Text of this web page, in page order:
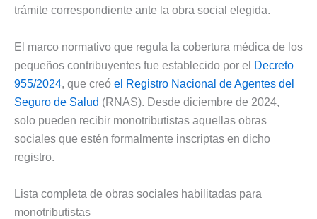
trámite correspondiente ante la obra social elegida.
El marco normativo que regula la cobertura médica de los
pequeños contribuyentes fue establecido por el
Decreto
955/2024, que creó el Registro Nacional de Agentes del
Seguro de Salud (RNAS). Desde diciembre de 2024,
solo pueden recibir monotributistas aquellas obras
sociales que estén formalmente inscriptas en dicho
registro.
Lista completa de obras sociales habilitadas para
monotributistas